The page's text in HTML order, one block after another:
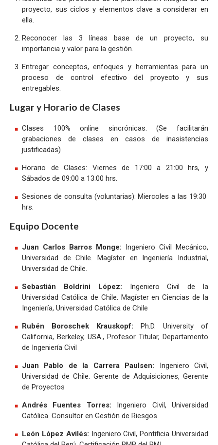
proyecto, sus ciclos y elementos clave a considerar en
ella.
Reconocer las 3 líneas base de un proyecto, su
importancia y valor para la gestión.
Entregar conceptos, enfoques y herramientas para un
proceso de control efectivo del proyecto y sus
entregables.
Lugar y Horario de Clases
Clases 100% online sincrónicas. (Se facilitarán
grabaciones de clases en casos de inasistencias
justificadas)
Horario de Clases: Viernes de 17:00 a 21:00 hrs, y
Sábados de 09:00 a 13:00 hrs.
Sesiones de consulta (voluntarias): Miercoles a las 19:30
hrs.
Equipo Docente
Juan Carlos Barros Monge: Ingeniero Civil Mecánico,
Universidad de Chile. Magíster en Ingeniería Industrial,
Universidad de Chile.
Sebastián Boldrini López: Ingeniero Civil de la
Universidad Católica de Chile. Magíster en Ciencias de la
Ingeniería, Universidad Católica de Chile
Rubén Boroschek Krauskopf: Ph.D. University of
California, Berkeley, USA., Profesor Titular, Departamento
de Ingeniería Civil
Juan Pablo de la Carrera Paulsen: Ingeniero Civil,
Universidad de Chile. Gerente de Adquisiciones, Gerente
de Proyectos
Andrés Fuentes Torres: Ingeniero Civil, Universidad
Católica. Consultor en Gestión de Riesgos
León López Avilés: Ingeniero Civil, Pontificia Universidad